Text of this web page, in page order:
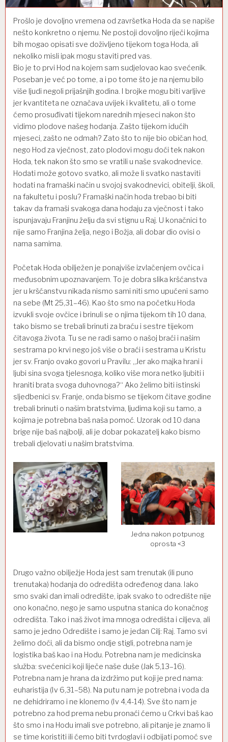
Prošlo je dovoljno vremena od završetka Hoda da se napiše
nešto konkretno o njemu. Ne postoji dovoljno riječi kojima
bih mogao opisati sve doživljeno tijekom toga Hoda, ali
nekoliko misli ipak mogu staviti pred vas.
Bio je to prvi Hod na kojem sam sudjelovao kao svećenik.
Poseban je već po tome, a i po tome što je na njemu bilo
više ljudi negoli prijašnjih godina. I brojke mogu biti varljive
jer kvantiteta ne označava uvijek i kvalitetu, ali o tome
ćemo prosuđivati tijekom narednih mjeseci nakon što
vidimo plodove našeg hodanja. Zašto tijekom idućih
mjeseci, zašto ne odmah? Zato što to nije bio običan hod,
nego Hod za vječnost, zato plodovi mogu doći tek nakon
Hoda, tek nakon što smo se vratili u naše svakodnevice.
Hodati može gotovo svatko, ali može li svatko nastaviti
hodati na framaški način u svojoj svakodnevici, obitelji, školi,
na fakultetu i poslu? Framaški način hoda trebao bi biti
takav da framaši svakoga dana hodaju za vječnost i tako
ispunjavaju Franjinu želju da svi stignu u Raj. U konačnici to
nije samo Franjina želja, nego i Božja, ali dobar dio ovisi o
nama samima.
Početak Hoda obilježen je ponajviše izvlačenjem ovčica i
međusobnim upoznavanjem. To je dobra slika kršćanstva
jer u kršćanstvu nikada nismo sami niti smo upućeni samo
na sebe (Mt 25,31–46). Kao što smo na početku Hoda
izvukli svoje ovčice i brinuli se o njima tijekom tih 10 dana,
tako bismo se trebali brinuti za braću i sestre tijekom
čitavoga života. Tu se ne radi samo o našoj braći i našim
sestrama po krvi nego još više o braći i sestrama u Kristu
jer sv. Franjo ovako govori u Pravilu: „Jer ako majka hrani i
ljubi sina svoga tjelesnoga, koliko više mora netko ljubiti i
hraniti brata svoga duhovnoga?“ Ako želimo biti istinski
sljedbenici sv. Franje, onda bismo se tijekom čitave godine
trebali brinuti o našim bratstvima, ljudima koji su tamo, a
kojima je potrebna baš naša pomoć. Uzorak od 10 dana
brige nije baš najbolji, ali je dobar pokazatelj kako bismo
trebali djelovati u našim bratstvima.
Jedna nakon potpunog
oprosta <3
Drugo važno obilježje Hoda jest sam trenutak (ili puno
trenutaka) hodanja do odredišta određenog dana. Iako
smo svaki dan imali odredište, ipak svako to odredište nije
ono konačno, nego je samo usputna stanica do konačnog
odredišta. Tako i naš život ima mnoga odredišta i ciljeva, ali
samo je jedno Odredište i samo je jedan Cilj: Raj. Tamo svi
želimo doći, ali da bismo ondje stigli, potrebna nam je
logistika baš kao i na Hodu. Potrebna nam je medicinska
služba: svećenici koji liječe naše duše (Jak 5,13–16).
Potrebna nam je hrana da izdržimo put koji je pred nama:
euharistija (Iv 6,31–58). Na putu nam je potrebna i voda da
ne dehidriramo i ne klonemo (Iv 4,4-14). Sve što nam je
potrebno za hod prema nebu pronaći ćemo u Crkvi baš kao
što smo i na Hodu imali sve potrebno, ali pitanje je znamo li
se time koristiti ili ćemo biti tvrdoglavi i odbijati pomoć sve